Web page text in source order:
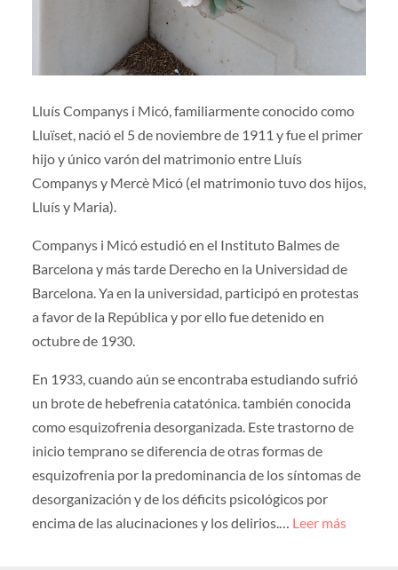
Lluís Companys i Micó, familiarmente conocido como
Lluïset, nació el 5 de noviembre de 1911 y fue el primer
hijo y único varón del matrimonio entre Lluís
Companys y Mercè Micó (el matrimonio tuvo dos hijos,
Lluís y Maria).
Companys i Micó estudió en el Instituto Balmes de
Barcelona y más tarde Derecho en la Universidad de
Barcelona. Ya en la universidad, participó en protestas
a favor de la República y por ello fue detenido en
octubre de 1930.
En 1933, cuando aún se encontraba estudiando sufrió
un brote de hebefrenia catatónica. también conocida
como esquizofrenia desorganizada. Este trastorno de
inicio temprano se diferencia de otras formas de
esquizofrenia por la predominancia de los síntomas de
desorganización y de los déficits psicológicos por
encima de las alucinaciones y los delirios.… Leer más